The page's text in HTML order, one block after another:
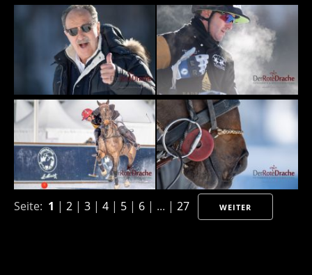
Seite: 1 | 2 | 3 | 4 | 5 | 6 | ... | 27 WEITER